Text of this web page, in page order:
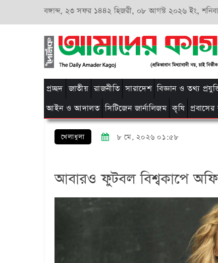
বঙ্গাব্দ, ২৩ সফর ১৪৪২ হিজরী, ০৮ আগস্ট ২০২৬ ইং,
প্রচ্ছদ জাতীয় রাজনীতি সারাদেশ বিজ্ঞান ও তথ্য
আইন ও আদালত সিটিজেন জার্নালিজম কৃষি
খেলাধুলা ৮ মে, ২০২৬ ০১:৫৮
আবারও ফুটবল বিশ্বকাপে